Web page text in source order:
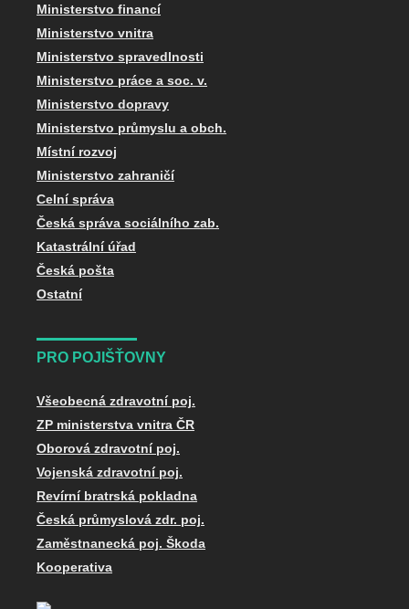
Ministerstvo financí
Ministerstvo vnitra
Ministerstvo spravedlnosti
Ministerstvo práce a soc. v.
Ministerstvo dopravy
Ministerstvo průmyslu a obch.
Místní rozvoj
Ministerstvo zahraničí
Celní správa
Česká správa sociálního zab.
Katastrální úřad
Česká pošta
Ostatní
PRO POJIŠŤOVNY
Všeobecná zdravotní poj.
ZP ministerstva vnitra ČR
Oborová zdravotní poj.
Vojenská zdravotní poj.
Revírní bratrská pokladna
Česká průmyslová zdr. poj.
Zaměstnanecká poj. Škoda
Kooperativa